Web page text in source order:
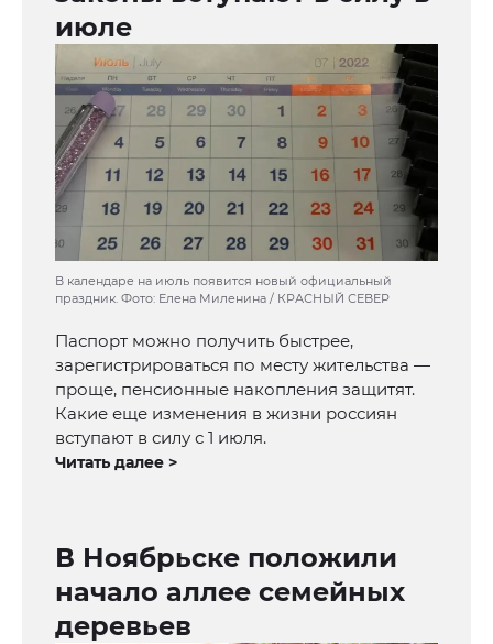
июле
В календаре на июль появится новый официальный
праздник. Фото: Елена Миленина / КРАСНЫЙ СЕВЕР
Паспорт можно получить быстрее,
зарегистрироваться по месту жительства —
проще, пенсионные накопления защитят.
Какие еще изменения в жизни россиян
вступают в силу с 1 июля.
Читать далее >
В Ноябрьске положили
начало аллее семейных
деревьев